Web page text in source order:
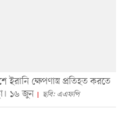
ক্ষেপণাস্ত্র প্রতিহত করতে
১৬ জুন
ছবি: এএফপি